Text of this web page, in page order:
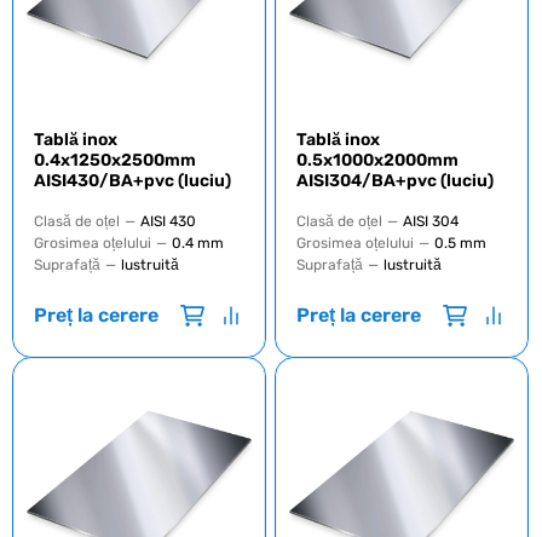
Tablă inox
0.4x1250x2500mm
AISI430/BA+pvc (luciu)
Clasă de oțel — AISI 430
Grosimea oțelului — 0.4 mm
Suprafață — lustruită
Preț la cerere
Tablă inox
0.5х1000х2000mm
AISI304/BA+pvc (luciu)
Clasă de oțel — AISI 304
Grosimea oțelului — 0.5 mm
Suprafață — lustruită
Preț la cerere